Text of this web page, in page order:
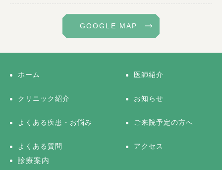
GOOGLE MAP
ホーム 医師紹介
クリニック紹介 お知らせ
よくある疾患・お悩み ご来院予定の方へ
よくある質問 アクセス
診療案内